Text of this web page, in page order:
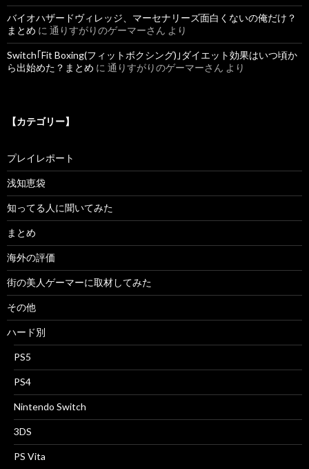
バイオハザードヴィレッジ、マーセナリーズ面白くないの俺だけ？
まとめ に 通りすがりのゲーマーさん より
Switch｢Fit Boxing(フィットボクシング)｣ダイエット効果はいつ頃か
ら出始めた？まとめ に 通りすがりのゲーマーさん より
【カテゴリー】
プレイレポート
浅知恵袋
知ってる人に聞いてみた
まとめ
海外の評価
街の美人ゲーマーに取材してみた
その他
ハード別
PS5
PS4
Nintendo Switch
3DS
PS Vita